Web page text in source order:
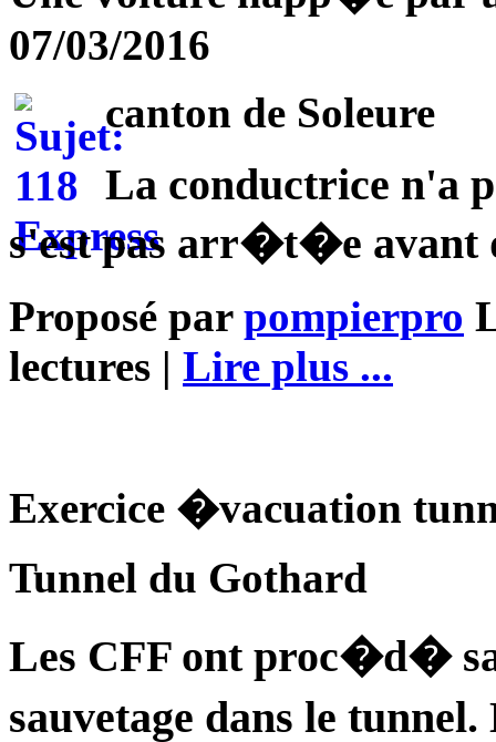
07/03/2016
canton de Soleure
La conductrice n'a
s'est pas arr�t�e avant
Proposé par pompierpro
lectures | Lire plus ...
Exercice �vacuation
Tunnel du Gothard
Les CFF ont proc�d�
sauvetage dans le